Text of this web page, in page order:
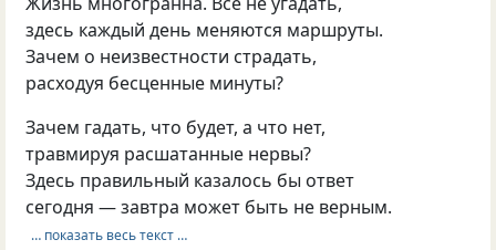
здесь каждый день меняются маршруты.
Зачем о неизвестности страдать,
расходуя бесценные минуты?
Зачем гадать, что будет, а что нет,
травмируя расшатанные нервы?
Здесь правильный казалось бы ответ
сегодня — завтра может быть не верным.
… показать весь текст …